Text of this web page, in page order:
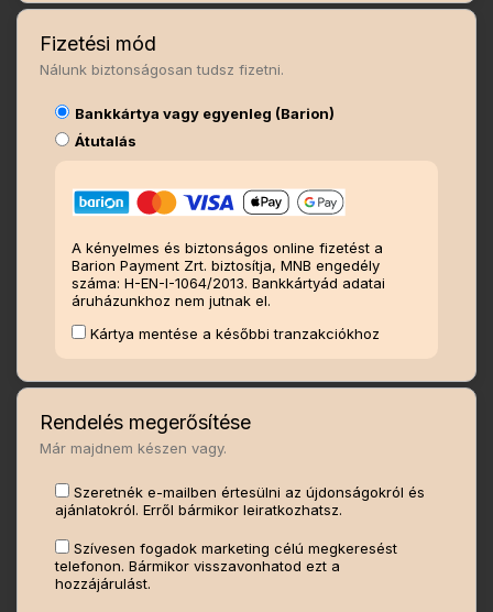
Fizetési mód
Nálunk biztonságosan tudsz fizetni.
Bankkártya vagy egyenleg (Barion)
Átutalás
A kényelmes és biztonságos online fizetést a
Barion Payment Zrt. biztosítja, MNB engedély
száma: H-EN-I-1064/2013. Bankkártyád adatai
áruházunkhoz nem jutnak el.
Kártya mentése a későbbi tranzakciókhoz
Rendelés megerősítése
Már majdnem készen vagy.
Szeretnék e-mailben értesülni az újdonságokról és
ajánlatokról. Erről bármikor leiratkozhatsz.
Szívesen fogadok marketing célú megkeresést
telefonon. Bármikor visszavonhatod ezt a
hozzájárulást.